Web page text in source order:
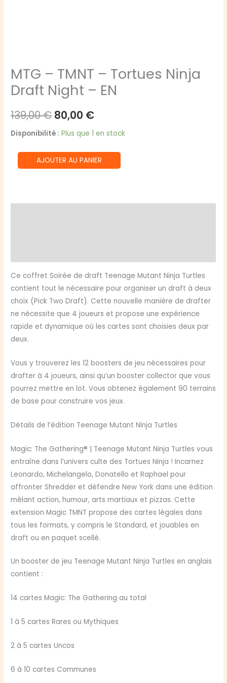
MTG – TMNT – Tortues Ninja
Draft Night – EN
139,00€ Le
prix
initial
était :
80,00 €Le
prix
actuel
est :
Disponibilité : Plus que 1 en stock
quantité
de
Night
-
EN
AJOUTER AU PANIER
Ce coffret Soirée de draft Teenage Mutant Ninja Turtles
contient tout le nécessaire pour organiser un draft à deux
choix (Pick Two Draft). Cette nouvelle manière de drafter
ne nécessite que 4 joueurs et propose une expérience
rapide et dynamique où les cartes sont choisies deux par
deux.
Vous y trouverez les 12 boosters de jeu nécessaires pour
drafter à 4 joueurs, ainsi qu’un booster collector que vous
pourrez mettre en lot. Vous obtenez également 90 terrains
de base pour construire vos jeux.
Détails de l’édition Teenage Mutant Ninja Turtles
Magic: The Gathering® | Teenage Mutant Ninja Turtles vous
entraîne dans l’univers culte des Tortues Ninja ! Incarnez
Leonardo, Michelangelo, Donatello et Raphael pour
affronter Shredder et défendre New York dans une édition
mêlant action, humour, arts martiaux et pizzas. Cette
extension Magic TMNT propose des cartes légales dans
tous les formats, y compris le Standard, et jouables en
draft ou en paquet scellé.
Un booster de jeu Teenage Mutant Ninja Turtles en anglais
contient :
14 cartes Magic: The Gathering au total
1 à 5 cartes Rares ou Mythiques
2 à 5 cartes Uncos
6 à 10 cartes Communes